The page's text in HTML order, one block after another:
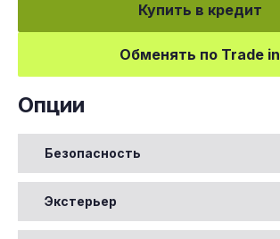
Купить в кредит
Обменять по Trade in
Опции
Безопасность
Экстерьер